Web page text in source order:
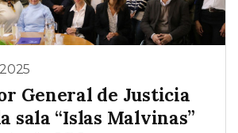
General de Justicia
sala “Islas Malvinas”